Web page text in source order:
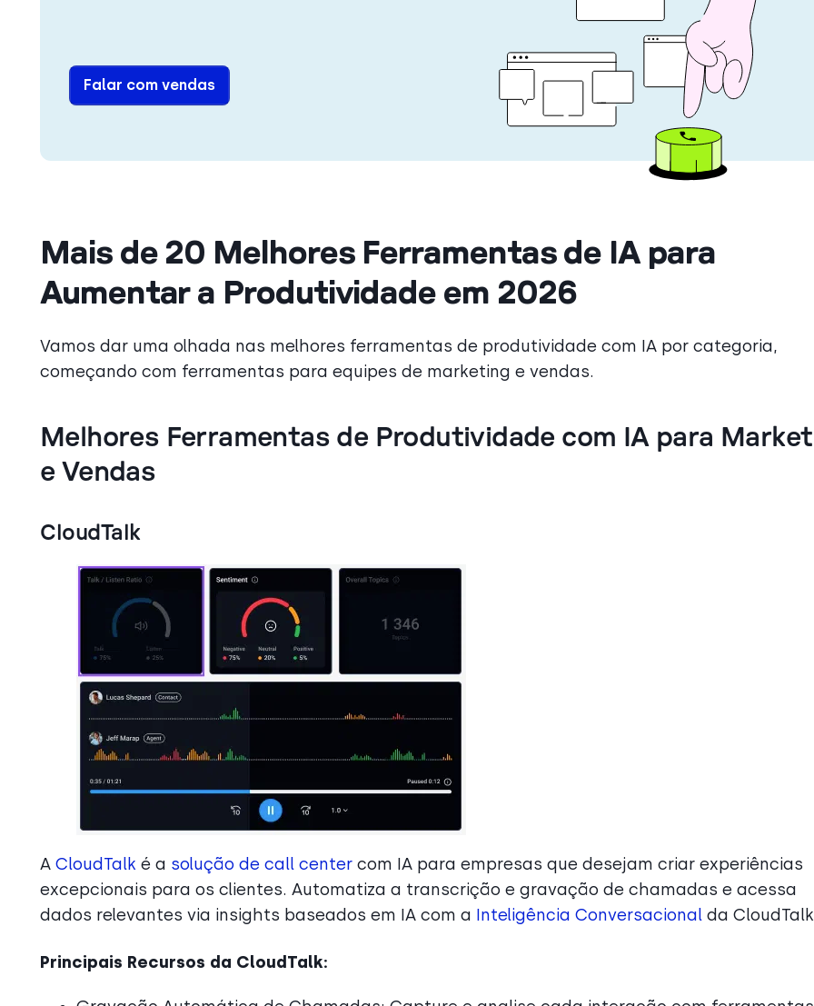
Falar com vendas
Mais de 20 Melhores Ferramentas de IA para
Aumentar a Produtividade em 2026
Vamos dar uma olhada nas melhores ferramentas de produtividade com IA por categoria,
começando com ferramentas para equipes de marketing e vendas.
Melhores Ferramentas de Produtividade com IA para
e Vendas
CloudTalk
A CloudTalk é a solução de call center com IA para empresas que desejam criar experiências
excepcionais para os clientes. Automatiza a transcrição e gravação de chamadas e acessa
dados relevantes via insights baseados em IA com a Inteligência Conversacional da
Principais Recursos da CloudTalk: